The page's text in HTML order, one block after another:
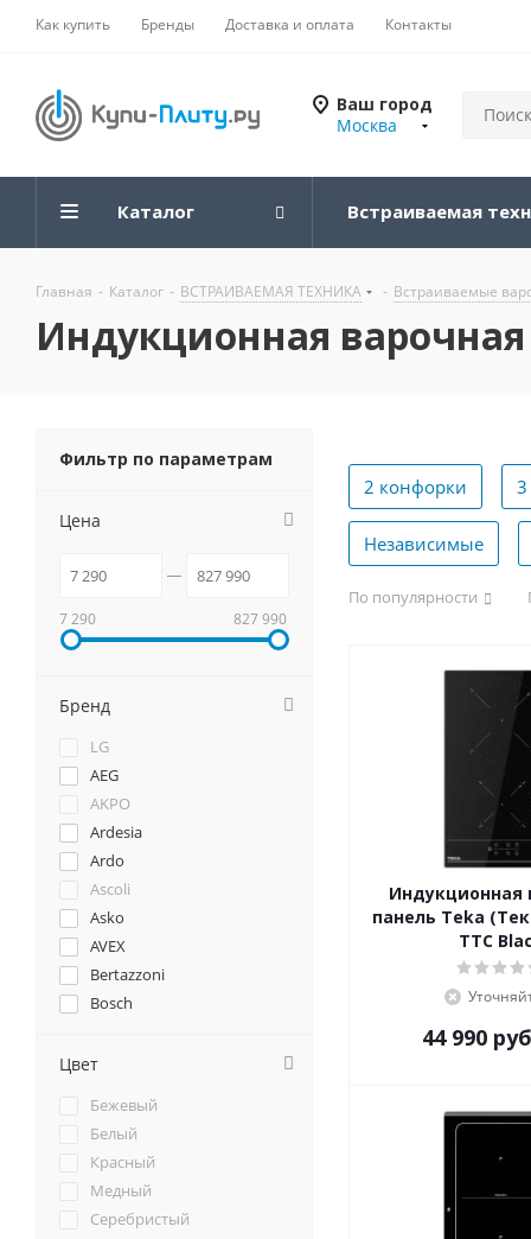
Как купить Бренды Доставка и оплата Контакты
Ваш город
Москва
Каталог Встраиваемая
Главная - Каталог - ВСТРАИВАЕМАЯ ТЕХНИКА - Встраиваемые
Индукционная варочная
2 конфорки
Независимые
По популярности
Индукционная
панель Teka
TTC
44 990
Фильтр по параметрам
Цена
7 290 827 990
Бренд
LG
AEG
AKPO
Ardesia
Ardo
Ascoli
Asko
AVEX
Bertazzoni
Bosch
Candy
Darina
De Dietrich
DeLonghi
Delvento
Electrolux
Цвет
Бежевый
Белый
Красный
Медный
Серебристый